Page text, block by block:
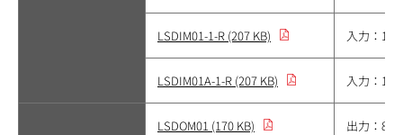
LSDIM01-1-R (207 KB) 入力：16
LSDIM01A-1-R (207 KB) 入力：16
LSDOM01 (170 KB) 出力：8点